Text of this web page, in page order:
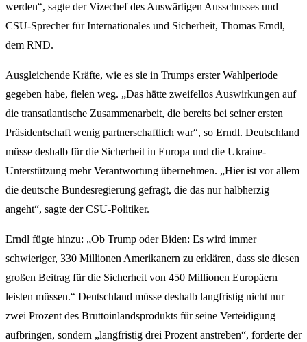
werden“, sagte der Vizechef des Auswärtigen Ausschusses und
CSU-Sprecher für Internationales und Sicherheit, Thomas Erndl,
dem RND.
Ausgleichende Kräfte, wie es sie in Trumps erster Wahlperiode
gegeben habe, fielen weg. „Das hätte zweifellos Auswirkungen auf
die transatlantische Zusammenarbeit, die bereits bei seiner ersten
Präsidentschaft wenig partnerschaftlich war“, so Erndl. Deutschland
müsse deshalb für die Sicherheit in Europa und die Ukraine-
Unterstützung mehr Verantwortung übernehmen. „Hier ist vor allem
die deutsche Bundesregierung gefragt, die das nur halbherzig
angeht“, sagte der CSU-Politiker.
Erndl fügte hinzu: „Ob Trump oder Biden: Es wird immer
schwieriger, 330 Millionen Amerikanern zu erklären, dass sie diesen
großen Beitrag für die Sicherheit von 450 Millionen Europäern
leisten müssen.“ Deutschland müsse deshalb langfristig nicht nur
zwei Prozent des Bruttoinlandsprodukts für seine Verteidigung
aufbringen, sondern „langfristig drei Prozent anstreben“, forderte der